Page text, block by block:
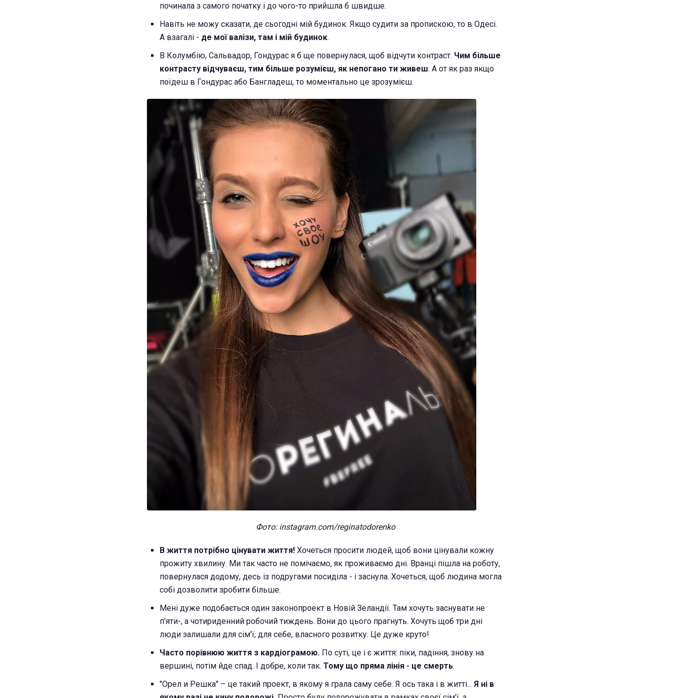
починала з самого початку і до чого-то прийшла б швидше.
Навіть не можу сказати, де сьогодні мій будинок. Якщо судити за пропискою, то в Одесі.
А взагалі - де мої валізи, там і мій будинок.
В Колумбію, Сальвадор, Гондурас я б ще повернулася, щоб відчути контраст. Чим більше
контрасту відчуваєш, тим більше розумієш, як непогано ти живеш. А от як раз якщо
поїдеш в Гондурас або Бангладеш, то моментально це зрозумієш.
Фото: instagram.com/reginatodorenko
В життя потрібно цінувати життя! Хочеться просити людей, щоб вони цінували кожну
прожиту хвилину. Ми так часто не помічаємо, як проживаємо дні. Вранці пішла на роботу,
повернулася додому, десь із подругами посиділа - і заснула. Хочеться, щоб людина могла
собі дозволити зробити більше.
Мені дуже подобається один законопроект в Новій Зеландії. Там хочуть заснувати не
п'яти-, а чотириденний робочий тиждень. Вони до цього прагнуть. Хочуть щоб три дні
люди залишали для сім'ї, для себе, власного розвитку. Це дуже круто!
Часто порівнюю життя з кардіограмою. По суті, це і є життя: піки, падіння, знову на
вершині, потім йде спад. І добре, коли так. Тому що пряма лінія - це смерть.
"Орел и Решка" – це такий проект, в якому я грала саму себе. Я ось така і в житті... Я ні в